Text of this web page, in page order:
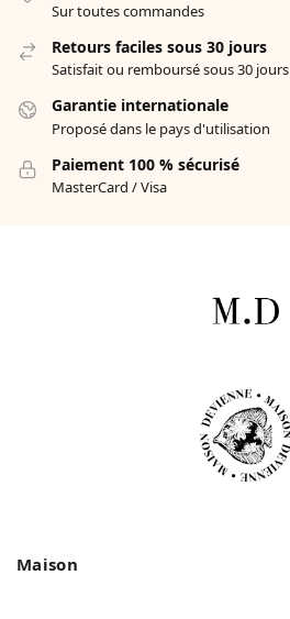
Sur toutes commandes
Retours faciles sous 30 jours
Satisfait ou remboursé sous 30 jours
Garantie internationale
Proposé dans le pays d'utilisation
Paiement 100 % sécurisé
MasterCard / Visa
Maison